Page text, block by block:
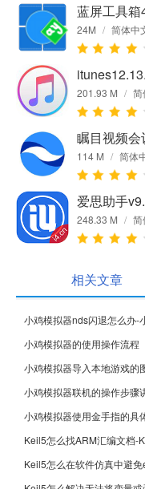
蓝屏工具箱
24M / 简体中
201.93 M / 简
瞩目视频会
114 M / 简体
爱思助手
248.33 M / 简
相关文章
小鸡模拟器nds闪退怎么办-
小鸡模拟器的使用操作流程
小鸡模拟器导入本地游戏的
小鸡模拟器联机的操作步骤
小鸡模拟器使用金手指的具
Keil5怎么找ARM汇编文档-